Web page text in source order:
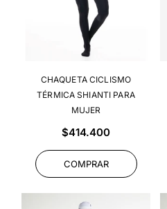
CHAQUETA CICLISMO
TÉRMICA SHIANTI PARA
MUJER
Precio
$414.400
COMPRAR